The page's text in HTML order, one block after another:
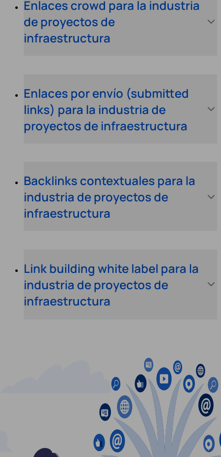
Enlaces crowd para la industria
de proyectos de
infraestructura
Enlaces por envío (submitted
links) para la industria de
proyectos de infraestructura
Backlinks contextuales para la
industria de proyectos de
infraestructura
Link building white label para la
industria de proyectos de
infraestructura